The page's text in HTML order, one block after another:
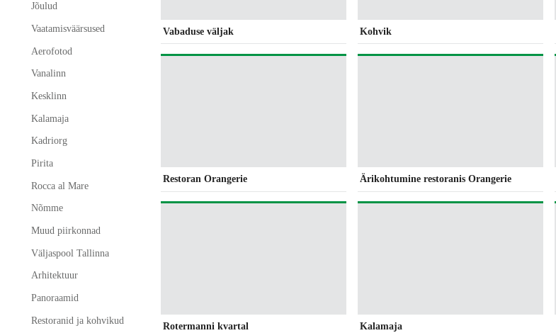
Jõulud
Vaatamisväärsused
Aerofotod
Vanalinn
Kesklinn
Kalamaja
Kadriorg
Pirita
Rocca al Mare
Nõmme
Muud piirkonnad
Väljaspool Tallinna
Arhitektuur
Panoraamid
Restoranid ja kohvikud
Vabaduse väljak Kohvik
Restoran Orangerie Ärikohtumine restoranis Orangerie
Rotermanni kvartal Kalamaja